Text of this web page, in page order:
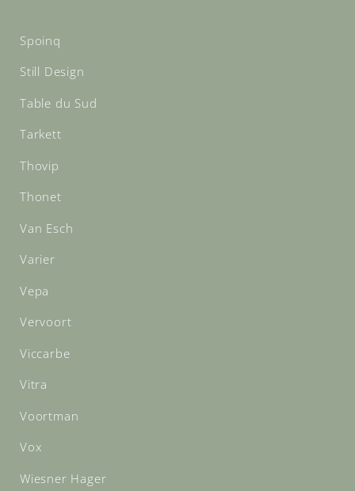
Spoinq
Still Design
Table du Sud
Tarkett
Thovip
Thonet
Van Esch
Varier
Vepa
Vervoort
Viccarbe
Vitra
Voortman
Vox
Wiesner Hager